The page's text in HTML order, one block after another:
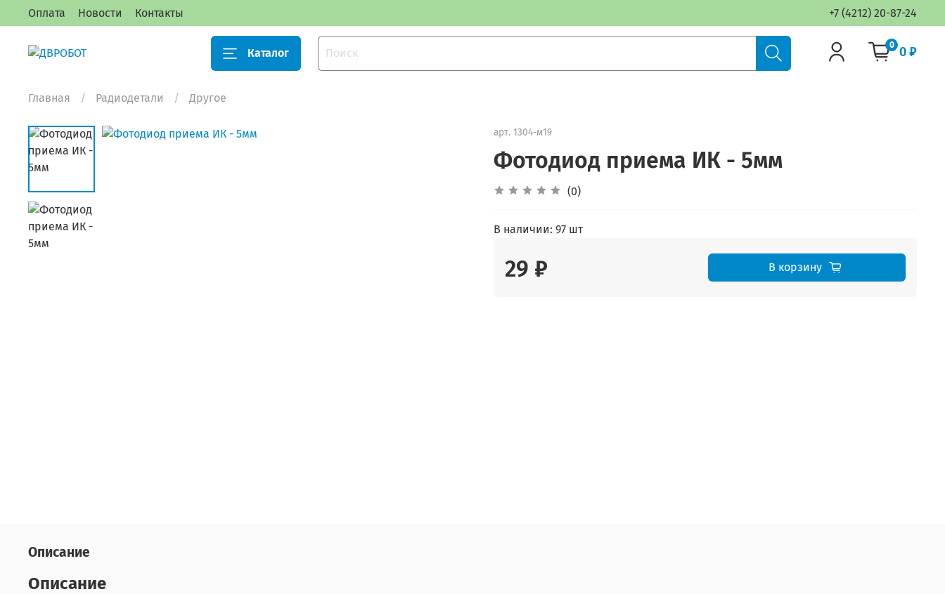
Оплата Новости Контакты +7 (4212) 20-87-24
Каталог
0 0 ₽
Главная Радиодетали Другое
арт. 1304-м19
Фотодиод приема ИК - 5мм
(0)
В наличии: 97 шт
29 ₽ В корзину
Описание
Описание